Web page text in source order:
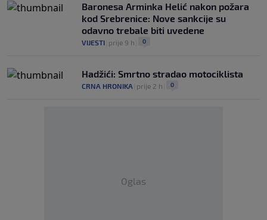
Baronesa Arminka Helić nakon požara
kod Srebrenice: Nove sankcije su
odavno trebale biti uvedene
VIJESTI prije 9 h 0
Hadžići: Smrtno stradao motociklista
CRNA HRONIKA prije 2 h 0
Oglas